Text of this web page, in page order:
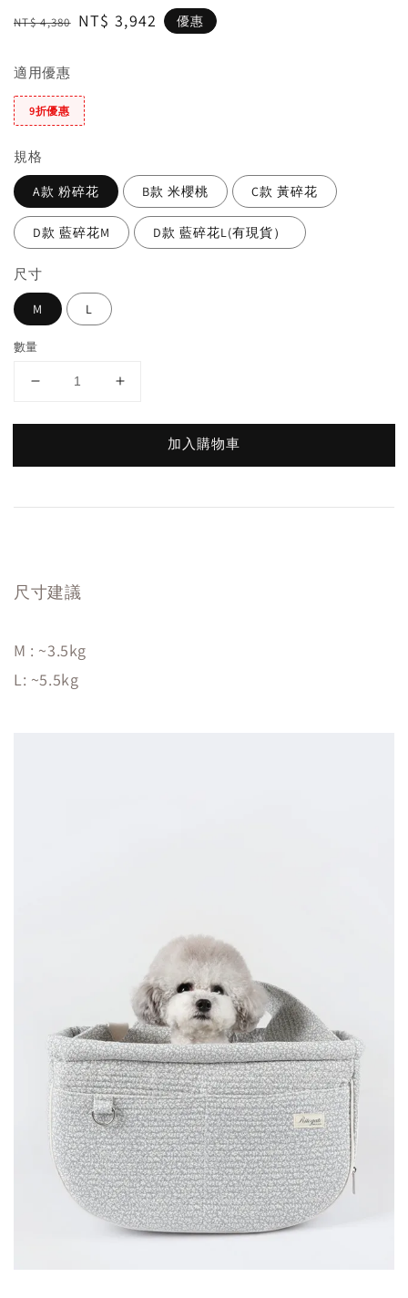
Regular
NT$ 4,380 Sale
NT$ 3,942 優惠
適用優惠
9折優惠
規格
A款 粉碎花 B款 米櫻桃 C款 黃碎花
D款 藍碎花M D款 藍碎花L(有現貨）
尺寸
M L
數量
加入購物車
尺寸建議
M : ~3.5kg
L: ~5.5kg